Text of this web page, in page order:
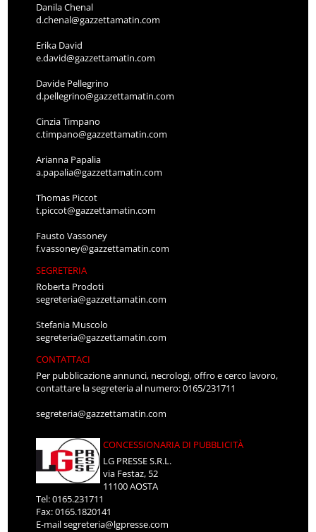
Danila Chenal
d.chenal@gazzettamatin.com
Erika David
e.david@gazzettamatin.com
Davide Pellegrino
d.pellegrino@gazzettamatin.com
Cinzia Timpano
c.timpano@gazzettamatin.com
Arianna Papalia
a.papalia@gazzettamatin.com
Thomas Piccot
t.piccot@gazzettamatin.com
Fausto Vassoney
f.vassoney@gazzettamatin.com
SEGRETERIA
Roberta Prodoti
segreteria@gazzettamatin.com
Stefania Muscolo
segreteria@gazzettamatin.com
CONTATTACI
Per pubblicazione annunci, necrologi, offro e cerco lavoro,
contattare la segreteria al numero: 0165/231711
segreteria@gazzettamatin.com
CONCESSIONARIA DI PUBBLICITÀ
LG PRESSE S.R.L.
via Festaz, 52
11100 AOSTA
Tel: 0165.231711
Fax: 0165.1820141
E-mailsegreteria@lgpresse.com